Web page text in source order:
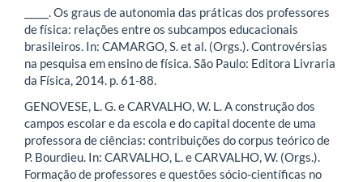
_____. Os graus de autonomia das práticas dos professores
de física: relações entre os subcampos educacionais
brasileiros. In: CAMARGO, S. et al. (Orgs.). Controvérsias
na pesquisa em ensino de física. São Paulo: Editora Livraria
da Física, 2014. p. 61-88.
GENOVESE, L. G. e CARVALHO, W. L. A construção dos
campos escolar e da escola e do capital docente de uma
professora de ciências: contribuições do corpus teórico de
P. Bourdieu. In: CARVALHO, L. e CARVALHO, W. (Orgs.).
Formação de professores e questões sócio-científicas no